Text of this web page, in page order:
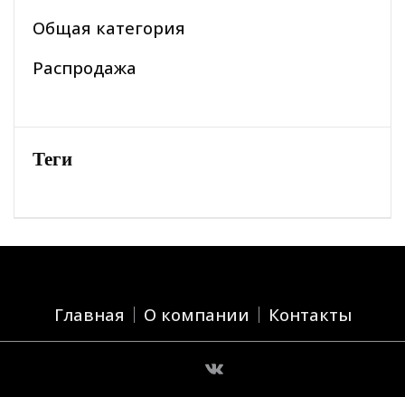
Общая категория
Распродажа
Теги
Главная О компании Контакты